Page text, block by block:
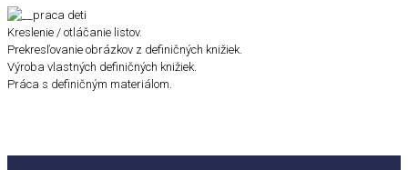
Kreslenie / otláčanie listov.
Prekresľovanie obrázkov z definičných knižiek.
Výroba vlastných definičných knižiek.
Práca s definičným materiálom.